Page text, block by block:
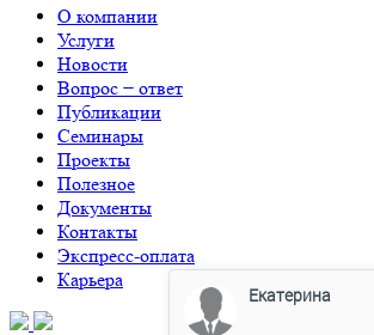
О компании
Услуги
Новости
Вопрос − ответ
Публикации
Семинары
Проекты
Полезное
Документы
Контакты
Экспресс-оплата
Карьера
Екатерина